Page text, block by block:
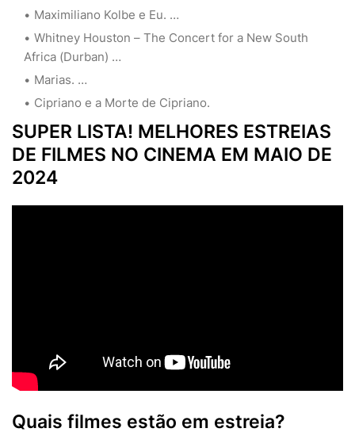
Maximiliano Kolbe e Eu. …
Whitney Houston – The Concert for a New South
Africa (Durban) …
Marias. …
Cipriano e a Morte de Cipriano.
SUPER LISTA! MELHORES ESTREIAS
DE FILMES NO CINEMA EM MAIO DE
2024
Quais filmes estão em estreia?